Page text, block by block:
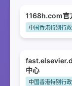
1168h.com官
中国香港特别行
中心
中国香港特别行